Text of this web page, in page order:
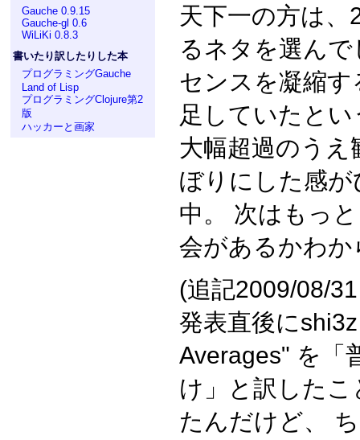
Gauche 0.9.15
Gauche-gl 0.6
WiLiKi 0.8.3
書いたり訳したりした本
プログラミングGauche
Land of Lisp
プログラミングClojure第2
版
ハッカーと画家
天下一の方は
るネタを選ん
センスを凝縮
足していたと
大幅超過のう
ぼりにした感
中。 次はもっ
会があるかわ
(追記2009/08/
発表直後に
Averages" を「
け」と訳した
たんだけど、